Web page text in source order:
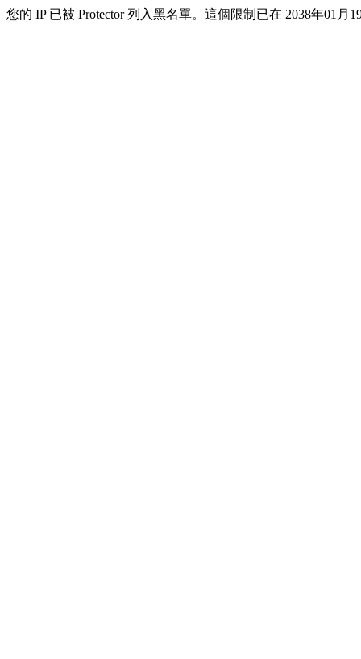
您的 IP 已被 Protector 列入黑名單。這個限制已在 2038年01月